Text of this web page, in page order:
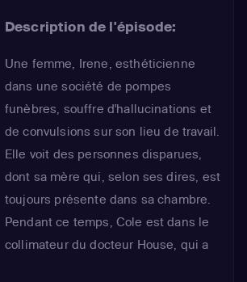
Description de l'épisode:
Une femme, Irene, esthéticienne
dans une société de pompes
funèbres, souffre d'hallucinations et
de convulsions sur son lieu de travail.
Elle voit des personnes disparues,
dont sa mère qui, selon ses dires, est
toujours présente dans sa chambre.
Pendant ce temps, Cole est dans le
collimateur du docteur House, qui a